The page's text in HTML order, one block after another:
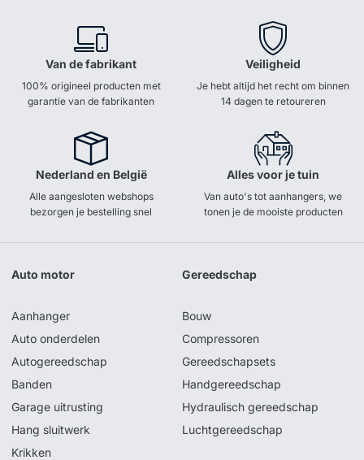
Van de fabrikant
100% origineel producten met
garantie van de fabrikanten
Veiligheid
Je hebt altijd het recht om binnen
14 dagen te retoureren
Nederland en België
Alle aangesloten webshops
bezorgen je bestelling snel
Alles voor je tuin
Van auto's tot aanhangers, we
tonen je de mooiste producten
Auto motor
Aanhanger
Auto onderdelen
Autogereedschap
Banden
Garage uitrusting
Hang sluitwerk
Krikken
Gereedschap
Bouw
Compressoren
Gereedschapsets
Handgereedschap
Hydraulisch gereedschap
Luchtgereedschap